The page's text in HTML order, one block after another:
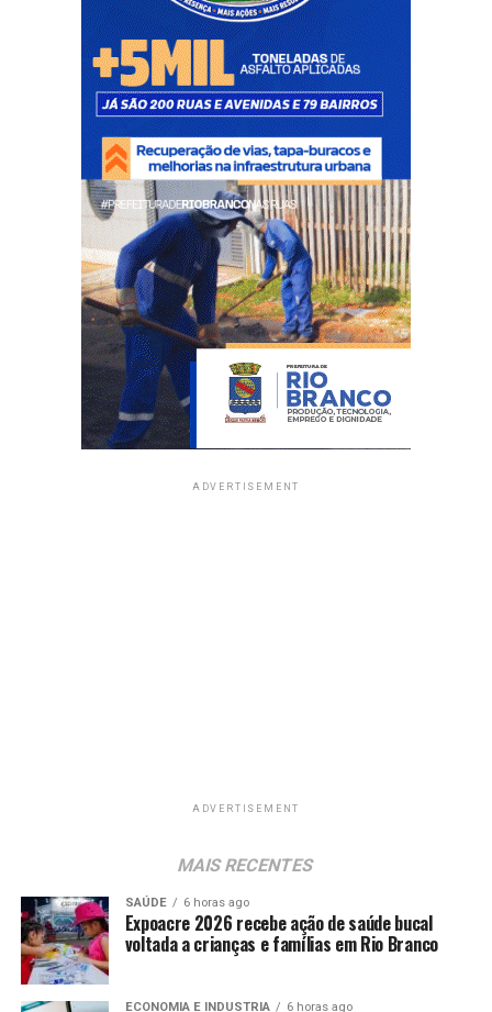
ADVERTISEMENT
ADVERTISEMENT
MAIS RECENTES
SAÚDE 6 horas ago
Expoacre 2026 recebe ação de saúde bucal
voltada a crianças e famílias em Rio Branco
ECONOMIA E INDUSTRIA 6 horas ago